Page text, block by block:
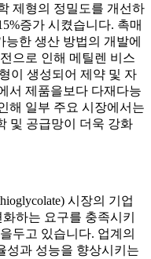
제형의 정밀도를 개선하
증가 시켰습니다. 촉매
한 생산 방법의 개발에
으로 인해 메틸렌 비스
이 생성되어 제약 및 자
서 제품을보다 다재다능
해 일부 주요 시장에서는
및 공급망이 더욱 강화
시장의 기업
하는 요구를 충족시키
두고 있습니다. 업계의
성과 성능을 향상시키는